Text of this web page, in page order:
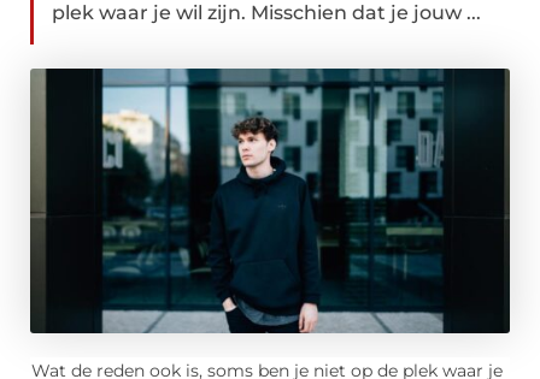
plek waar je wil zijn. Misschien dat je jouw ...
Wat de reden ook is, soms ben je niet op de plek waar je